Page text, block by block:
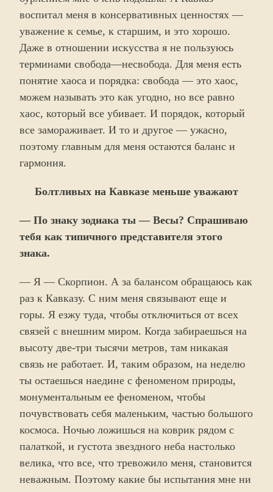
воспитал меня в консервативных ценностях —
уважение к семье, к старшим, и это хорошо.
Даже в отношении искусства я не пользуюсь
терминами свобода—несвобода. Для меня есть
понятие хаоса и порядка: свобода — это хаос,
можем называть это как угодно, но все равно
хаос, который все убивает. И порядок, который
все замораживает. И то и другое — ужасно,
поэтому главным для меня остаются баланс и
гармония.
Болтливых на Кавказе меньше уважают
— По знаку зодиака ты — Весы? Спрашиваю
тебя как типичного представителя этого
знака.
— Я — Скорпион. А за балансом обращаюсь как
раз к Кавказу. С ним меня связывают еще и
горы. Я езжу туда, чтобы отключиться от всех
связей с внешним миром. Когда забираешься на
высоту две-три тысячи метров, там никакая
связь не работает. И, таким образом, на неделю
ты остаешься наедине с феноменом природы,
монументальным ее феноменом, чтобы
почувствовать себя маленьким, частью большого
космоса. Ночью ложишься на коврик рядом с
палаткой, и густота звездного неба настолько
велика, что все, что тревожило меня, становится
неважным. Поэтому какие бы испытания мне ни